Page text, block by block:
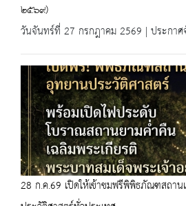
๒๕๖๙)
วันจันทร์ที่ 27 กรกฎาคม 2569 | ประกาศ
28 ก.ค.69 เปิดให้เข้าชมฟรีพิพิธภัณฑสถา